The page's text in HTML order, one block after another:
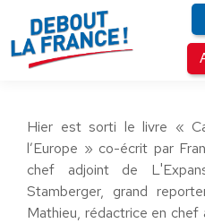
Hier est sorti le livre «
l’Europe » co-écrit par
chef adjoint de
Stamberger, grand
Mathieu, rédactrice en
Panneau de gestion des cookies